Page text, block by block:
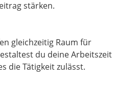
stärken.
gleichzeitig Raum für
du deine Arbeitszeit
die Tätigkeit zulässt.